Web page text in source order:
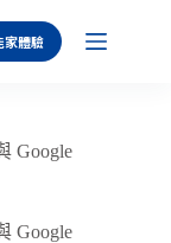
家體驗
Google
Google